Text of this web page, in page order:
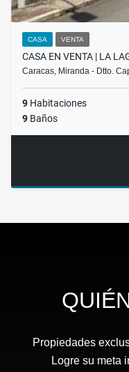
CASA VENTA
CASA EN VENTA | LA
Caracas, Miranda - Dtto.
9 Habitaciones
9 Baños
Propiedades
Logre su meta